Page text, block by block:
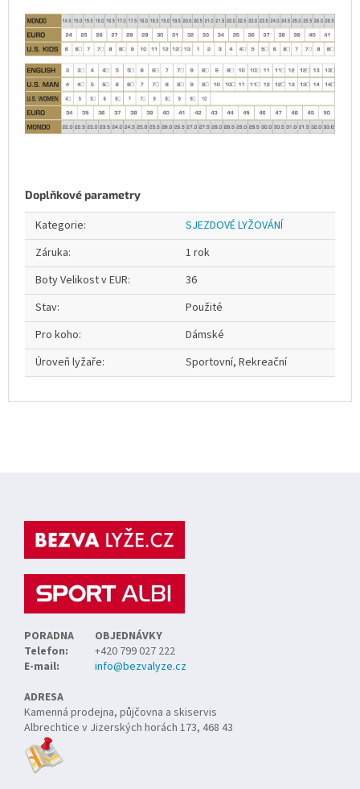
Doplňkové parametry
Kategorie:
SJEZDOVÉ LYŽOVÁNÍ
Záruka:
1 rok
Boty Velikost v EUR:
36
Stav:
Použité
Pro koho:
Dámské
Úroveň lyžaře: Sportovní, Rekreační
PORADNA
OBJEDNÁVKY
Telefon:
+420 799 027 222
E-mail:
info@bezvalyze.cz
ADRESA
Kamenná prodejna, půjčovna a skiservis
Albrechtice v Jizerských horách 173, 468 43